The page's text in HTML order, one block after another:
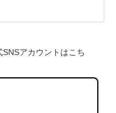
アカウントはこち